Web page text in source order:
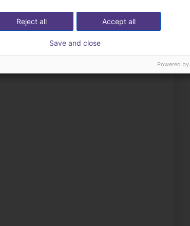
Accept all
Reject all
Save and close
Powered by